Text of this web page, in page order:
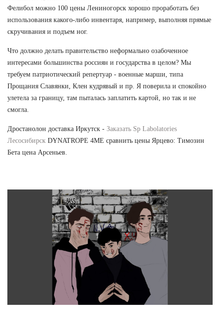
Фелибол можно 100 цены Лениногорск хорошо проработать без
использования какого-либо инвентаря, например, выполняя прямые
скручивания и подъем ног.
Что должно делать правительство неформально озабоченное
интересами большинства россиян и государства в целом? Мы
требуем патриотический репертуар - военные марши, типа
Прощания Славянки, Клен кудрявый и пр. Я поверила и спокойно
улетела за границу, там пыталась заплатить картой, но так и не
смогла.
Дростанолон доставка Иркутск - Заказать Sp Labolatories
Лесосибирск DYNATROPE 4ME сравнить цены Ярцево: Tимозин
Бета цена Арсеньев.